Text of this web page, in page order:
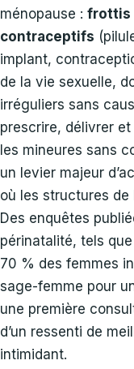
ménopause : frottis
contraceptifs
implant,
de la vie sexuelle,
irréguliers sans
prescrire, délivrer
les mineures sans
un levier majeur
où les structures de
Des enquêtes
périnatalité, tels que
70 % des femmes
sage-femme pour
une première
d’un ressenti de
intimidant.